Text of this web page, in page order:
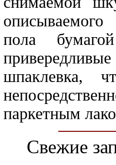
пола
шпаклевка,
паркетным
Свежие